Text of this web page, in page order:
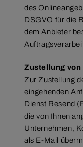
des
DSGVO für die
dem Anbieter
Zustellung von
Zur Zustellung
eingehenden
Dienst Resend
die von Ihnen
Unternehmen,
als E-Mail